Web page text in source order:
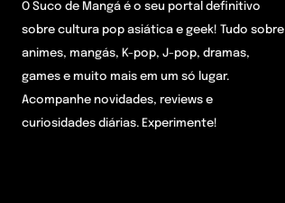
O Suco de Mangá é o seu portal definitivo
sobre cultura pop asiática e geek! Tudo sobre
animes, mangás, K-pop, J-pop, dramas,
games e muito mais em um só lugar.
Acompanhe novidades, reviews e
curiosidades diárias. Experimente!